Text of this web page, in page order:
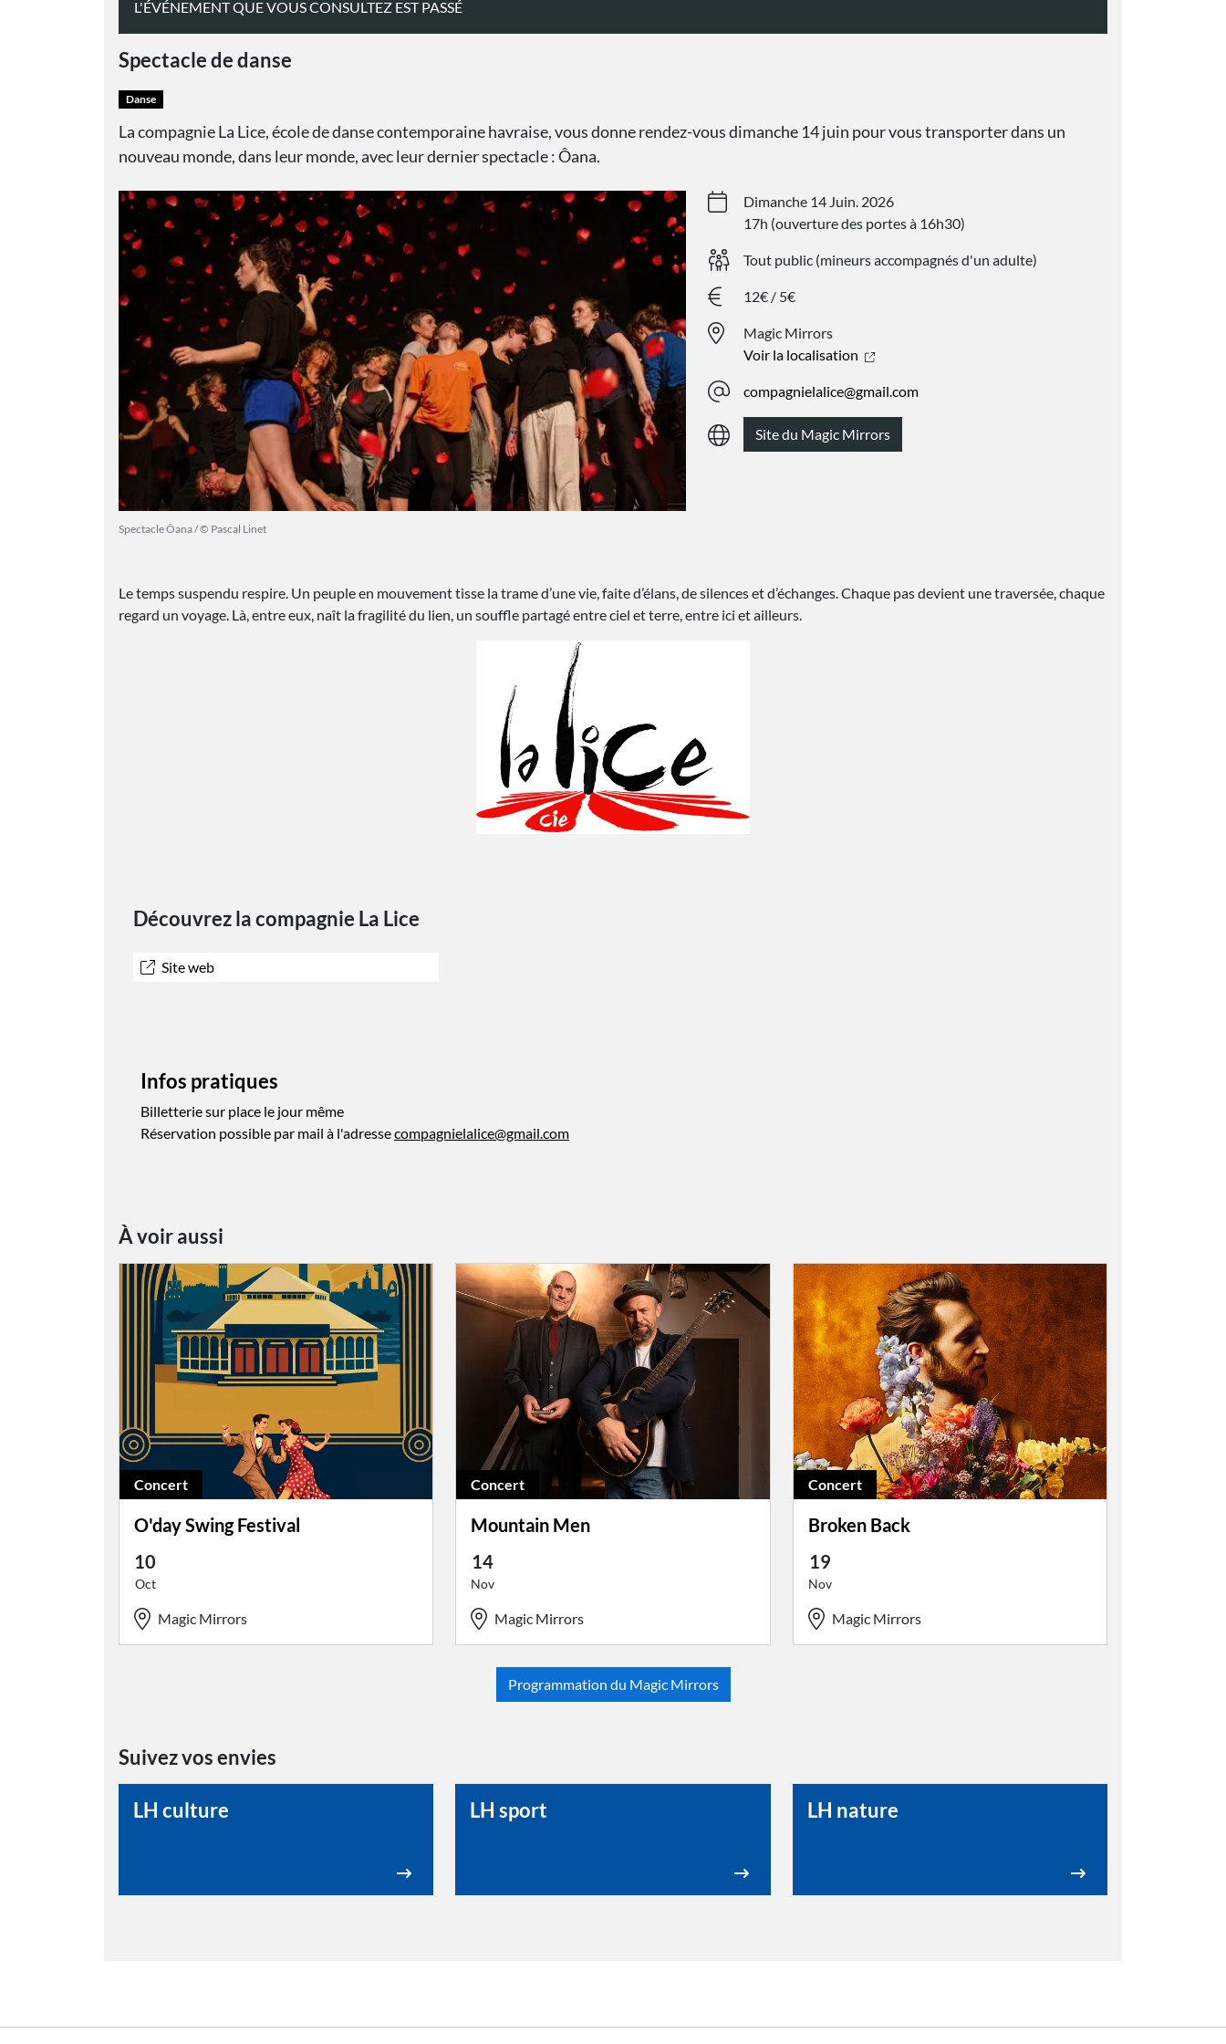
L'ÉVÉNEMENT QUE VOUS CONSULTEZ EST PASSÉ
Spectacle de danse
Danse
La compagnie La Lice, école de danse contemporaine havraise, vous donne rendez-vous dimanche 14 juin pour vous transporter dans un
nouveau monde, dans leur monde, avec leur dernier spectacle : Ôana.
Spectacle Ôana / © Pascal Linet
Dimanche 14 Juin. 2026
17h (ouverture des portes à 16h30)
Tout public (mineurs accompagnés d'un adulte)
12€ / 5€
Magic Mirrors
Voir la localisation
compagnielalice@gmail.com
Site du Magic Mirrors
Le temps suspendu respire. Un peuple en mouvement tisse la trame d’une vie, faite d’élans, de silences et d’échanges. Chaque pas devient une traversée, chaque
regard un voyage. Là, entre eux, naît la fragilité du lien, un souffle partagé entre ciel et terre, entre ici et ailleurs.
Découvrez la compagnie La Lice
Site web
Infos pratiques
Billetterie sur place le jour même
Réservation possible par mail à l'adressecompagnielalice@gmail.com
À voir aussi
Concert
O'day Swing Festival
10
Oct
Magic Mirrors
Concert
Mountain Men
14
Nov
Magic Mirrors
Concert
Broken Back
19
Nov
Magic Mirrors
Programmation du Magic Mirrors
Suivez vos envies
LH culture LH sport LH nature